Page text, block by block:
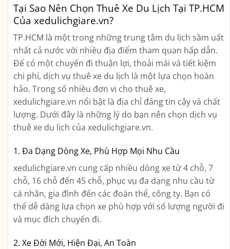
Tại Sao Nên Chọn Thuê Xe Du Lịch Tại TP.HCM
Của xedulichgiare.vn?
TP.HCM là một trong những trung tâm du lịch sầm uất
nhất cả nước với nhiều địa điểm tham quan hấp dẫn.
Để có một chuyến đi thuận lợi, thoải mái và tiết kiệm
chi phí, dịch vụ thuê xe du lịch là một lựa chọn hoàn
hảo. Trong số nhiều đơn vị cho thuê xe,
xedulichgiare.vn nổi bật là địa chỉ đáng tin cậy và chất
lượng. Dưới đây là những lý do bạn nên chọn dịch vụ
thuê xe du lịch của xedulichgiare.vn.
1. Đa Dạng Dòng Xe, Phù Hợp Mọi Nhu Cầu
xedulichgiare.vn cung cấp nhiều dòng xe từ 4 chỗ, 7
chỗ, 16 chỗ đến 45 chỗ, phục vụ đa dạng nhu cầu từ
cá nhân, gia đình đến các đoàn thể, công ty. Bạn có
thể dễ dàng lựa chọn xe phù hợp với số lượng người đi
và mục đích chuyến đi.
2. Xe Đời Mới, Hiện Đại, An Toàn